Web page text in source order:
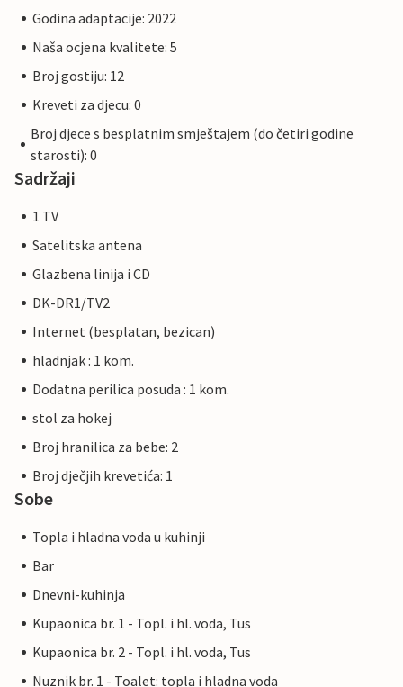
Godina adaptacije: 2022
Naša ocjena kvalitete: 5
Broj gostiju: 12
Kreveti za djecu: 0
Broj djece s besplatnim smještajem (do četiri godine
starosti): 0
Sadržaji
1 TV
Satelitska antena
Glazbena linija i CD
DK-DR1/TV2
Internet (besplatan, bezican)
hladnjak : 1 kom.
Dodatna perilica posuda : 1 kom.
stol za hokej
Broj hranilica za bebe: 2
Broj dječjih krevetića: 1
Sobe
Topla i hladna voda u kuhinji
Bar
Dnevni-kuhinja
Kupaonica br. 1 - Topl. i hl. voda, Tus
Kupaonica br. 2 - Topl. i hl. voda, Tus
Nuznik br. 1 - Toalet: topla i hladna voda